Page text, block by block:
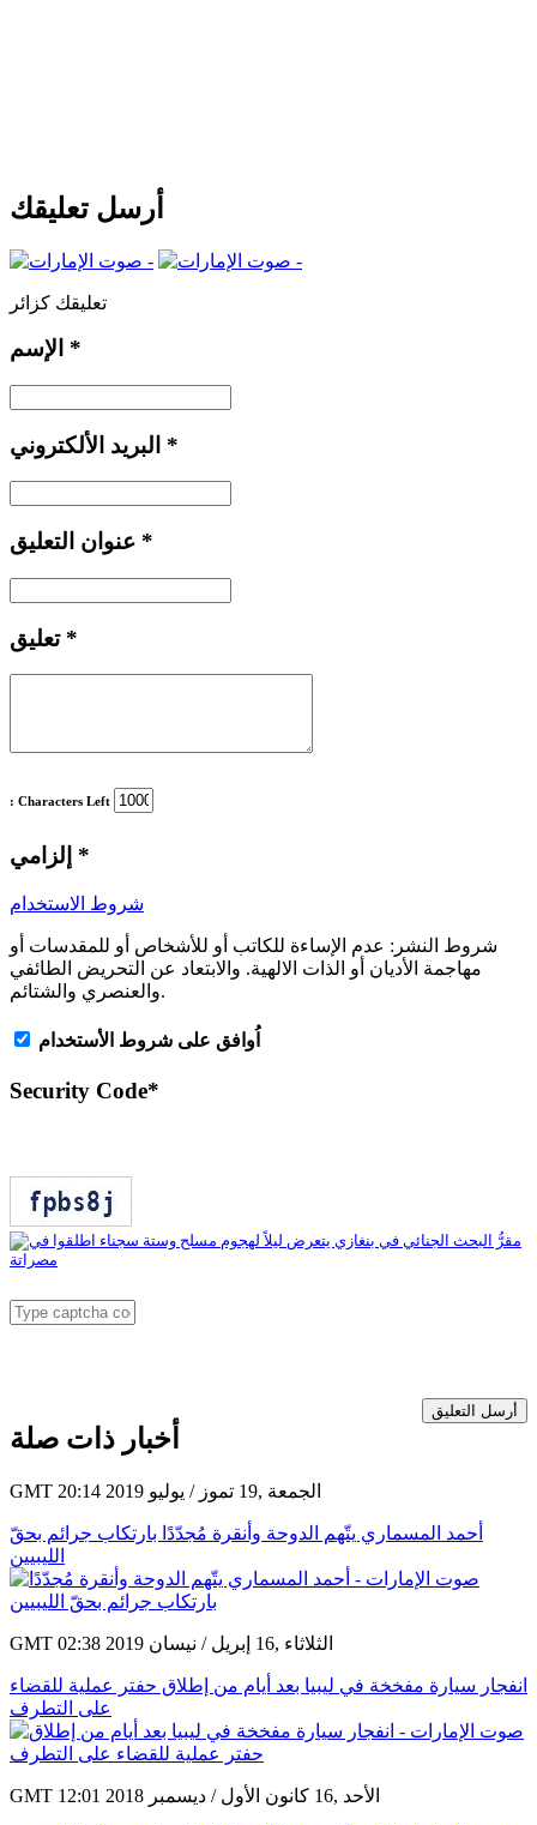
أرسل تعليقك
تعليقك كزائر
*
*
*
تعليق *
: Characters Left
*
شروط الاستخدام
شروط النشر: عدم الإساءة للكاتب أو للأشخاص أو للمقدسات أو
مهاجمة الأديان أو الذات الالهية. والابتعاد عن التحريض الطائفي
والعنصري والشتائم.
اُوافق على شروط الأستخدام
Security Code*
أرسل التعليق
أخبار ذات صلة
GMT 20:14 2019 الجمعة ,19 تموز / يوليو
أحمد المسماري يتّهم الدوحة وأنقرة مُجدّدًا بارتكاب جرائم بحقّ
الليبيين
GMT 02:38 2019 الثلاثاء ,16 إبريل / نيسان
انفجار سيارة مفخخة في ليبيا بعد أيام من إطلاق حفتر عملية للقضاء
على التطرف
GMT 12:01 2018 الأحد ,16 كانون الأول / ديسمبر